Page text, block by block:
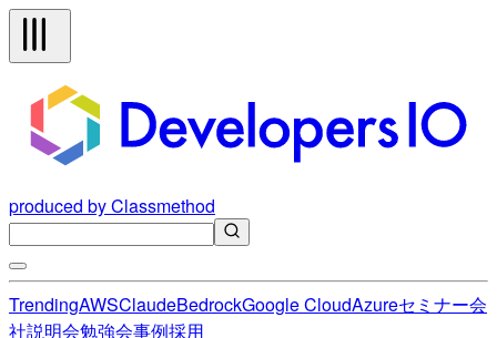
produced by Classmethod
TrendingAWSClaudeBedrockGoogle CloudAzureセミナー会
社説明会勉強会事例採用